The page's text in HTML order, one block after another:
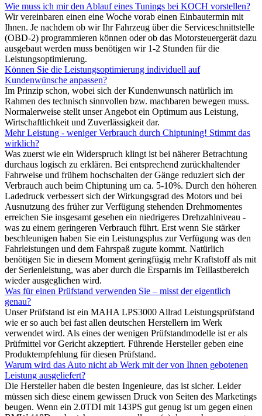
Wie muss ich mir den Ablauf eines Tunings bei KOCH vorstellen?
Wir vereinbaren einen eine Woche vorab einen Einbautermin mit
Ihnen. Je nachdem ob wir Ihr Fahrzeug über die Serviceschnittstelle
(OBD-2) programmieren können oder ob das Motorsteuergerät dazu
ausgebaut werden muss benötigen wir 1-2 Stunden für die
Leistungsoptimierung.
Können Sie die Leistungsoptimierung individuell auf
Kundenwünsche anpassen?
Im Prinzip schon, wobei sich der Kundenwunsch natürlich im
Rahmen des technisch sinnvollen bzw. machbaren bewegen muss.
Normalerweise stellt unser Angebot ein Optimum aus Leistung,
Wirtschaftlichkeit und Zuverlässigkeit dar.
Mehr Leistung - weniger Verbrauch durch Chiptuning! Stimmt das
wirklich?
Was zuerst wie ein Widerspruch klingt ist bei näherer Betrachtung
durchaus logisch zu erklären. Bei entsprechend zurückhaltender
Fahrweise und frühem hochschalten der Gänge reduziert sich der
Verbrauch auch beim Chiptuning um ca. 5-10%. Durch den höheren
Ladedruck verbessert sich der Wirkungsgrad des Motors und bei
Ausnutzung des früher zur Verfügung stehenden Drehmomentes
erreichen Sie insgesamt gesehen ein niedrigeres Drehzahlniveau -
was zu einem geringeren Verbrauch führt. Erst wenn Sie stärker
beschleunigen haben Sie ein Leistungsplus zur Verfügung was den
Fahrleistungen und dem Fahrspaß zugute kommt. Natürlich
benötigen Sie in diesem Moment geringfügig mehr Kraftstoff als mit
der Serienleistung, was aber durch die Ersparnis im Teillastbereich
wieder ausgeglichen wird.
Was für einen Prüfstand verwenden Sie – misst der eigentlich
genau?
Unser Prüfstand ist ein MAHA LPS3000 Allrad Leistungsprüfstand
wie er so auch bei fast allen deutschen Herstellern im Werk
verwendet wird. Als eines der wenigen Prüfstandmodelle ist er als
Prüfmittel vor Gericht akzeptiert. Führende Hersteller geben eine
Produktempfehlung für diesen Prüfstand.
Warum wird das Auto nicht ab Werk mit der von Ihnen gebotenen
Leistung ausgeliefert?
Die Hersteller haben die besten Ingenieure, das ist sicher. Leider
müssen sich diese einem gewissen Druck von Seiten des Marketings
beugen. Wenn ein 2.0TDI mit 143PS gut genug ist um gegen einen